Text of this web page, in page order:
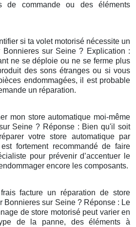
de commande ou des éléments
si ta volet motorisé nécessite un
Bonnieres sur Seine ? Explication :
ne se déploie ou ne se ferme plus
des sons étranges ou si vous
endommagées, il est probable
un réparation.
mon store automatique moi-même
Seine ? Réponse : Bien qu'il soit
votre store automatique par
fortement recommandé de faire
pour prévenir d’accentuer le
encore les composants.
facture un réparation de store
Bonnieres sur Seine ? Réponse : Le
de store motorisé peut varier en
de la panne, des éléments à